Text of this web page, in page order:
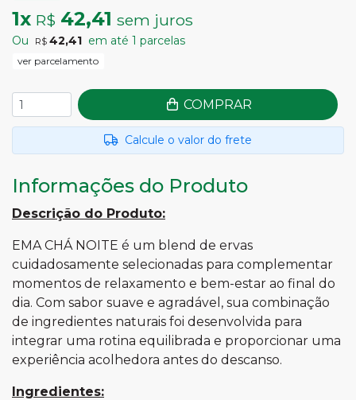
1x R$ 42,41 sem juros
Ou R$ 42,41 em até 1 parcelas
ver parcelamento
COMPRAR
Calcule o valor do frete
Informações do Produto
Descrição do Produto:
EMA CHÁ NOITE é um blend de ervas
cuidadosamente selecionadas para complementar
momentos de relaxamento e bem-estar ao final do
dia. Com sabor suave e agradável, sua combinação
de ingredientes naturais foi desenvolvida para
integrar uma rotina equilibrada e proporcionar uma
experiência acolhedora antes do descanso.
Ingredientes: